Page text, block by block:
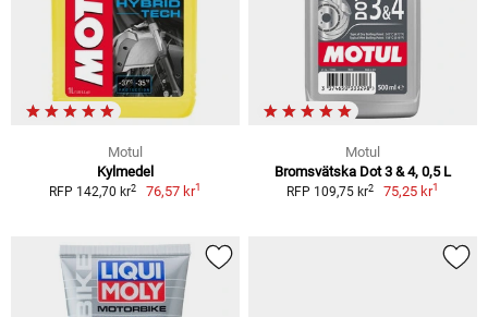
Motul
Kylmedel
RFP 142,70 kr2 76,57 kr1
Motul
Bromsvätska Dot 3 & 4, 0,5 L
RFP 109,75 kr2 75,25 kr1